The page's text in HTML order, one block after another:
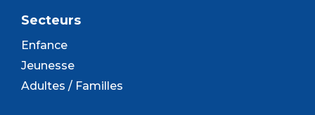
Secteurs
Enfance
Jeunesse
Adultes / Familles